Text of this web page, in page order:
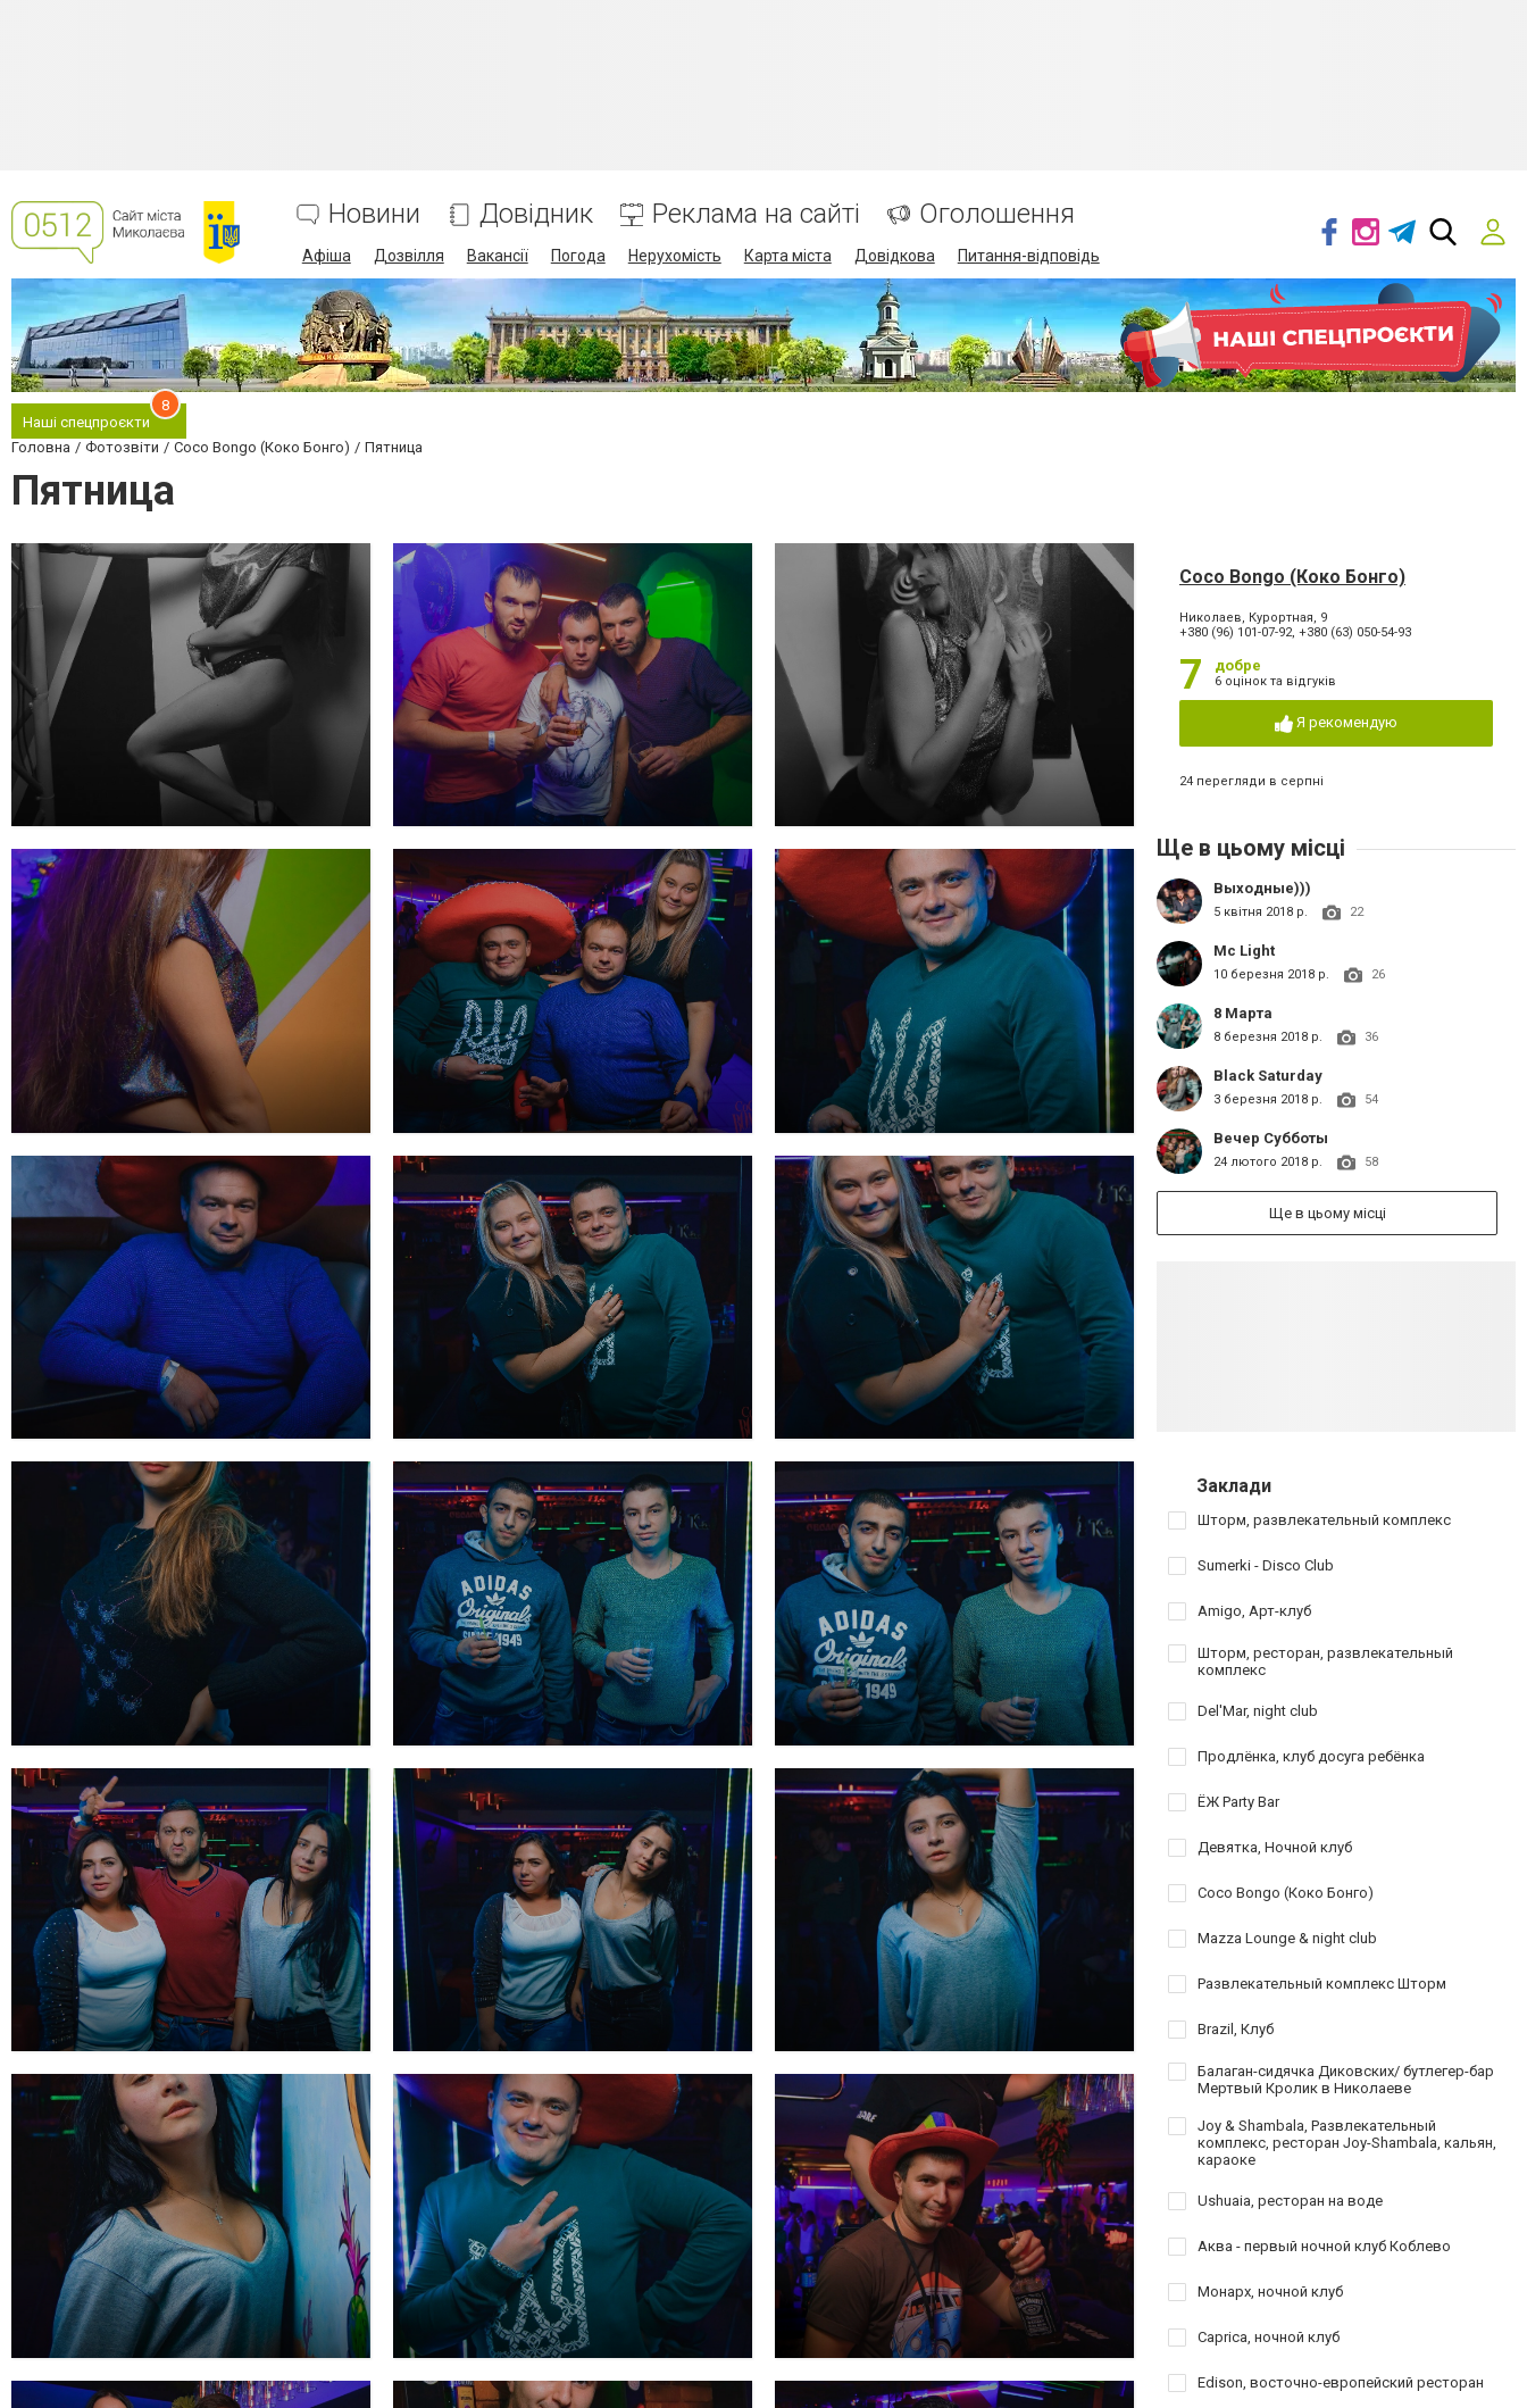
Новини Довідник Реклама на сайті Оголошення
Афіша Дозвілля Вакансії Погода Нерухомість Карта міста Довідкова Питання-відповідь
Наші спецпроєкти
8
Головна Фотозвіти Coco Bongo (Коко Бонго) Пятница
Пятница
Coco Bongo (Коко Бонго)
Николаев, Курортная, 9
+380 (96) 101-07-92, +380 (63) 050-54-93
7 добре
6 оцінок та відгуків
Я рекомендую
24 перегляди в серпні
Ще в цьому місці
Выходные)))
5 квітня 2018 р. 22
Мс Light
10 березня 2018 р. 26
8 Марта
8 березня 2018 р. 36
Black Saturday
3 березня 2018 р. 54
Вечер Субботы
24 лютого 2018 р. 58
Ще в цьому місці
Заклади
Шторм, развлекательный комплекс
Sumerki - Disco Club
Amigo, Арт-клуб
Шторм, ресторан, развлекательный
комплекс
Del'Mar, night club
Продлёнка, клуб досуга ребёнка
ЁЖ Party Bar
Девятка, Ночной клуб
Coco Bongo (Коко Бонго)
Mazza Lounge & night club
Развлекательный комплекс Шторм
Brazil, Клуб
Балаган-сидячка Диковских/ бутлегер-бар
Мертвый Кролик в Николаеве
Joy & Shambala, Развлекательный
комплекс, ресторан Joy-Shambala, кальян,
караоке
Ushuaia, ресторан на воде
Аква - первый ночной клуб Коблево
Монарх, ночной клуб
Caprica, ночной клуб
Edison, восточно-европейский ресторан